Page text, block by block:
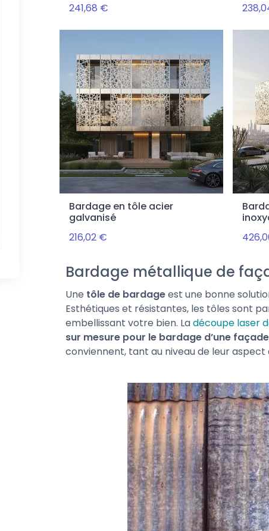
241,68 €
Bardage en tôle acier
galvanisé
216,02 €
Bardage métallique de
Une tôle de bardageest une bonne
Esthétiques et résistantes, les tôles sont
embellissant votre bien. Ladécoupe laser
sur mesure pour le bardage d’une façade
conviennent, tant au niveau de leur aspect